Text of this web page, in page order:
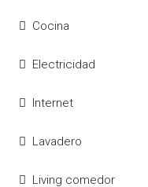
Cocina
Electricidad
Internet
Lavadero
Living comedor